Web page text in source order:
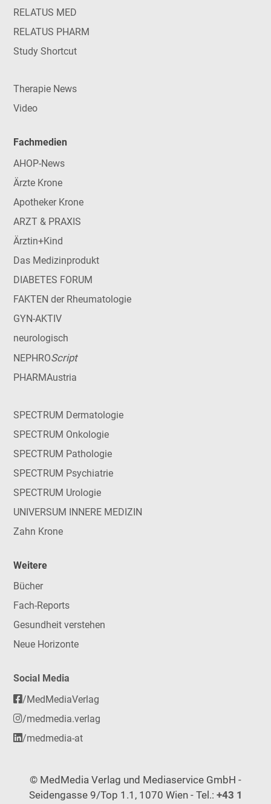
RELATUS MED
RELATUS PHARM
Study Shortcut
Therapie News
Video
Fachmedien
AHOP-News
Ärzte Krone
Apotheker Krone
ARZT & PRAXIS
Ärztin+Kind
Das Medizinprodukt
DIABETES FORUM
FAKTEN der Rheumatologie
GYN-AKTIV
neurologisch
NEPHROScript
PHARMAustria
SPECTRUM Dermatologie
SPECTRUM Onkologie
SPECTRUM Pathologie
SPECTRUM Psychiatrie
SPECTRUM Urologie
UNIVERSUM INNERE MEDIZIN
Zahn Krone
Weitere
Bücher
Fach-Reports
Gesundheit verstehen
Neue Horizonte
Social Media
/MedMediaVerlag
/medmedia.verlag
/medmedia-at
© MedMedia Verlag und Mediaservice GmbH -
Seidengasse 9/Top 1.1, 1070 Wien - Tel.: +43 1